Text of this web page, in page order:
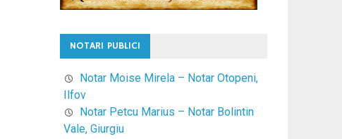
NOTARI PUBLICI
Notar Moise Mirela – Notar Otopeni,
Ilfov
Notar Petcu Marius – Notar Bolintin
Vale, Giurgiu